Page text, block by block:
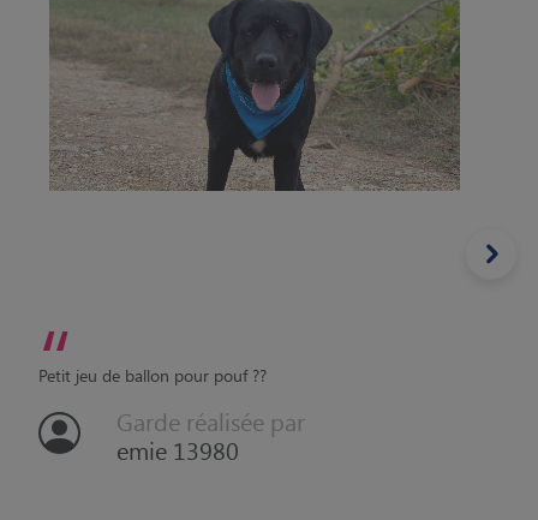
“
Petit jeu de ballon pour pouf ??
Garde réalisée par
emie 13980